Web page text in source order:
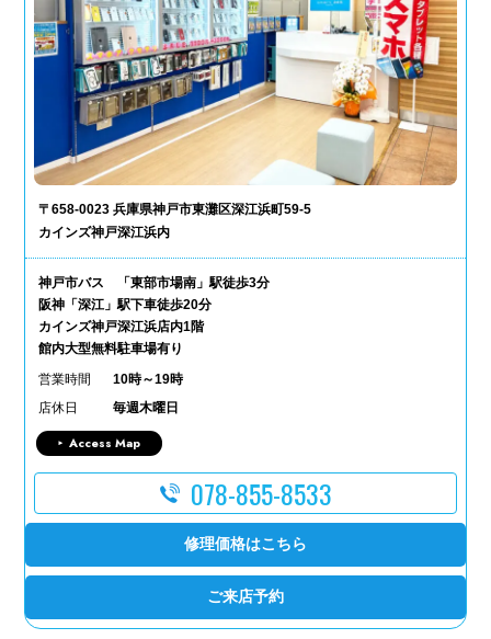
〒658-0023 兵庫県神戸市東灘区深江浜町59-5
カインズ神戸深江浜内
神戸市バス 「東部市場南」駅徒歩3分
阪神「深江」駅下車徒歩20分
カインズ神戸深江浜店内1階
館内大型無料駐車場有り
営業時間
10時～19時
店休日
毎週木曜日
Access Map
078-855-8533
修理価格はこちら
ご来店予約